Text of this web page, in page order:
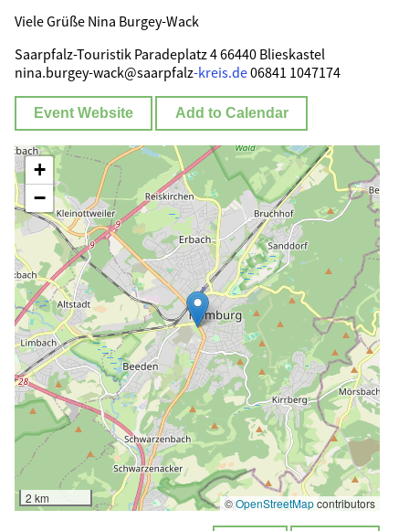
Viele Grüße Nina Burgey-Wack
Saarpfalz-Touristik Paradeplatz 4 66440 Blieskastel
nina.burgey-wack@saarpfalz-kreis.de06841 1047174
Event Website Add to Calendar
+
−
2 km ©OpenStreetMapcontributors